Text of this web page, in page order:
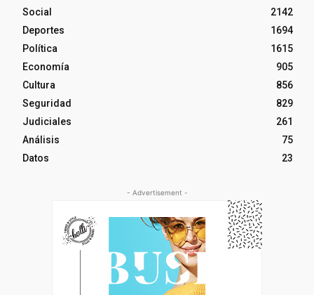
Social
2142
Deportes
1694
Política
1615
Economía
905
Cultura
856
Seguridad
829
Judiciales
261
Análisis
75
Datos
23
- Advertisement -